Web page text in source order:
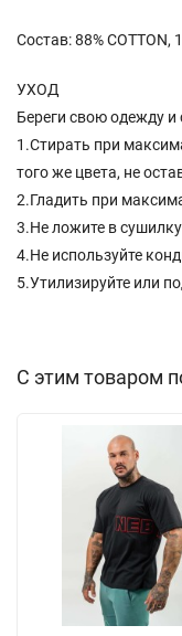
Состав: 88% COTTON,
УХОД
Береги свою одежду и
1.Стирать при
того же цвета, не
2.Гладить при
3.Не ложите в сушилку
4.Не используйте
5.Утилизируйте или
С этим товаром